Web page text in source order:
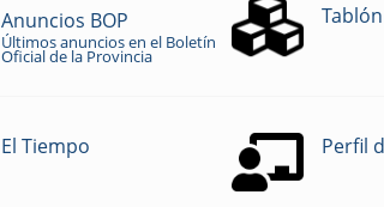
Anuncios BOP
Últimos anuncios en el Boletín
Oficial de la Provincia
El Tiempo Perfil